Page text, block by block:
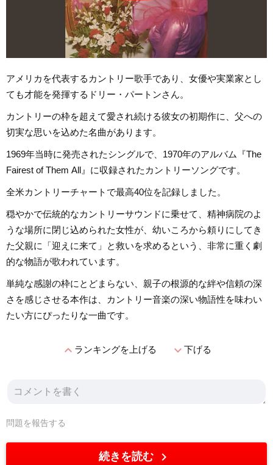
アメリカを代表するカントリー歌手であり、女優や実業家とし
ても才能を発揮するドリー・パートンさん。
カントリーの枠を超えて愛され続ける彼女の初期作に、父への
切実な思いを込めた名曲があります。
1969年当時に発売されたシングルで、1970年のアルバム『The
Fairest of Them All』に収録されたカントリーソングです。
全米カントリーチャートで最高40位を記録しました。
穏やかで伝統的なカントリーサウンドに乗せて、精神病院のよ
うな場所に閉じ込められた女性が、幼いころから頼りにしてき
た父親に「迎えに来て」と救いを求めるという、非常に重く劇
的な物語が歌われています。
単純な感謝の枠にとどまらない、親子の根源的な絆や信頼の深
さを感じさせる本作は、カントリー音楽の深い物語性を味わい
たい方にぴったりな一曲です。
expand_lessランキングを上げる expand_more下げる
問題を報告する
続きを読む chevron_right